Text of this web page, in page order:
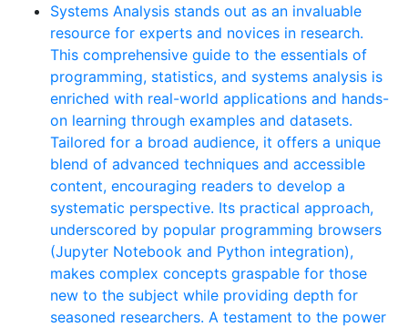
Systems Analysis stands out as an invaluable
resource for experts and novices in research.
This comprehensive guide to the essentials of
programming, statistics, and systems analysis is
enriched with real-world applications and hands-
on learning through examples and datasets.
Tailored for a broad audience, it offers a unique
blend of advanced techniques and accessible
content, encouraging readers to develop a
systematic perspective. Its practical approach,
underscored by popular programming browsers
(Jupyter Notebook and Python integration),
makes complex concepts graspable for those
new to the subject while providing depth for
seasoned researchers. A testament to the power